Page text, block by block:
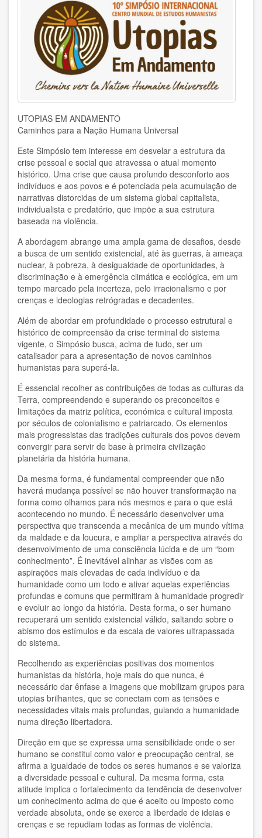
AUTOR
Ildefonso Hernández Silva
Boris Koval
C Braulio
CMEH
CSU Salvatore Puledda
Carlos Crespo Burgos
Centro Mondiale di Studi Umanista
Centro Mundial Estudios Humanistas
Centro Mundial de Estudios Humanistas
Daniel Leon
Daniel R. León
Dionísia Sá
Doris Balvín
Edmondo Grassi
Eduardo Gozalo
Federico Rojas
Fernando Garzón Orellana
Francesca Dragotto
François Giorgi
Fulvio De Vita
Hervé Andrés
Hugo Novotny
Humanist World Center of Studies
Ibar Zepeda y Doris Balvín
Javier Tolcachier
Jordi Jiménez
Jorge Pompei
Juan Espinosa
Juan Manuel Vega
UTOPIAS EM ANDAMENTO
Caminhos para a Nação Humana Universal
Este Simpósio tem interesse em desvelar a estrutura da
crise pessoal e social que atravessa o atual momento
histórico. Uma crise que causa profundo desconforto aos
indivíduos e aos povos e é potenciada pela acumulação de
narrativas distorcidas de um sistema global capitalista,
individualista e predatório, que impõe a sua estrutura
baseada na violência.
A abordagem abrange uma ampla gama de desafios, desde
a busca de um sentido existencial, até às guerras, à ameaça
nuclear, à pobreza, à desigualdade de oportunidades, à
discriminação e à emergência climática e ecológica, em um
tempo marcado pela incerteza, pelo irracionalismo e por
crenças e ideologias retrógradas e decadentes.
Além de abordar em profundidade o processo estrutural e
histórico de compreensão da crise terminal do sistema
vigente, o Simpósio busca, acima de tudo, ser um
catalisador para a apresentação de novos caminhos
humanistas para superá-la.
É essencial recolher as contribuições de todas as culturas da
Terra, compreendendo e superando os preconceitos e
limitações da matriz política, económica e cultural imposta
por séculos de colonialismo e patriarcado. Os elementos
mais progressistas das tradições culturais dos povos devem
convergir para servir de base à primeira civilização
planetária da história humana.
Da mesma forma, é fundamental compreender que não
haverá mudança possível se não houver transformação na
forma como olhamos para nós mesmos e para o que está
acontecendo no mundo. É necessário desenvolver uma
perspectiva que transcenda a mecânica de um mundo vítima
da maldade e da loucura, e ampliar a perspectiva através do
desenvolvimento de uma consciência lúcida e de um “bom
conhecimento”. É inevitável alinhar as visões com as
aspirações mais elevadas de cada indivíduo e da
humanidade como um todo e ativar aquelas experiências
profundas e comuns que permitiram à humanidade progredir
e evoluir ao longo da história. Desta forma, o ser humano
recuperará um sentido existencial válido, saltando sobre o
abismo dos estímulos e da escala de valores ultrapassada
do sistema.
Recolhendo as experiências positivas dos momentos
humanistas da história, hoje mais do que nunca, é
necessário dar ênfase a imagens que mobilizam grupos para
utopias brilhantes, que se conectam com as tensões e
necessidades vitais mais profundas, guiando a humanidade
numa direção libertadora.
Direção em que se expressa uma sensibilidade onde o ser
humano se constitui como valor e preocupação central, se
afirma a igualdade de todos os seres humanos e se valoriza
a diversidade pessoal e cultural. Da mesma forma, esta
atitude implica o fortalecimento da tendência de desenvolver
um conhecimento acima do que é aceito ou imposto como
verdade absoluta, onde se exerce a liberdade de ideias e
crenças e se repudiam todas as formas de violência.